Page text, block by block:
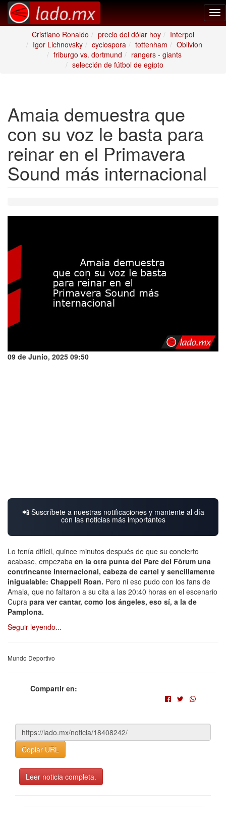
Cristiano Ronaldo
precio del dólar hoy
Interpol
Igor Lichnovsky
cyclospora tottenham
Oblivion
friburgo vs. dortmund
rangers - giants
selección de fútbol de egipto
Amaia demuestra que
con su voz le basta para
reinar en el Primavera
Sound más internacional
09 de Junio, 2025 09:50
📲 Suscríbete a nuestras notificaciones y mantente al día
con las noticias más importantes
Lo tenía difícil, quince minutos después de que su concierto
acabase, empezaba en la otra punta del Parc del Fòrum una
contrincante internacional, cabeza de cartel y sencillamente
inigualable: Chappell Roan. Pero ni eso pudo con los fans de
Amaia, que no faltaron a su cita a las 20:40 horas en el escenario
Cupra para ver cantar, como los ángeles, eso sí, a la de
Pamplona.
Seguir leyendo...
Mundo Deportivo
Compartir en:
Copiar URL
Leer noticia completa.